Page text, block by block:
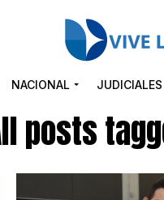
NACIONAL JUDICIALES
posts